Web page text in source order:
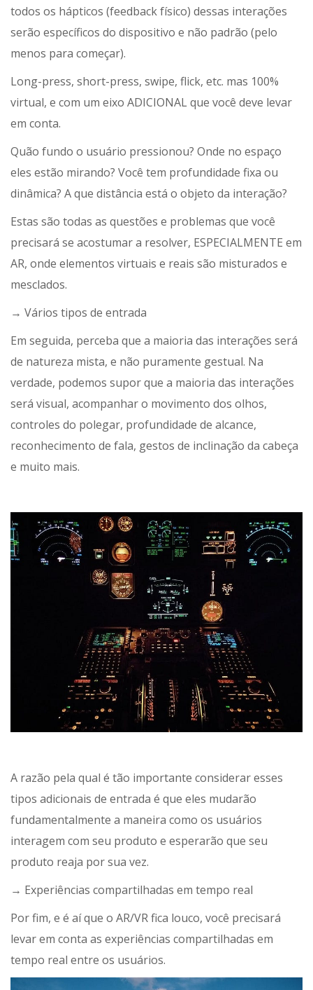
todos os hápticos (feedback físico) dessas interações
serão específicos do dispositivo e não padrão (pelo
menos para começar).
Long-press, short-press, swipe, flick, etc. mas 100%
virtual, e com um eixo ADICIONAL que você deve levar
em conta.
Quão fundo o usuário pressionou? Onde no espaço
eles estão mirando? Você tem profundidade fixa ou
dinâmica? A que distância está o objeto da interação?
Estas são todas as questões e problemas que você
precisará se acostumar a resolver, ESPECIALMENTE em
AR, onde elementos virtuais e reais são misturados e
mesclados.
→ Vários tipos de entrada
Em seguida, perceba que a maioria das interações será
de natureza mista, e não puramente gestual. Na
verdade, podemos supor que a maioria das interações
será visual, acompanhar o movimento dos olhos,
controles do polegar, profundidade de alcance,
reconhecimento de fala, gestos de inclinação da cabeça
e muito mais.
A razão pela qual é tão importante considerar esses
tipos adicionais de entrada é que eles mudarão
fundamentalmente a maneira como os usuários
interagem com seu produto e esperarão que seu
produto reaja por sua vez.
→ Experiências compartilhadas em tempo real
Por fim, e é aí que o AR/VR fica louco, você precisará
levar em conta as experiências compartilhadas em
tempo real entre os usuários.